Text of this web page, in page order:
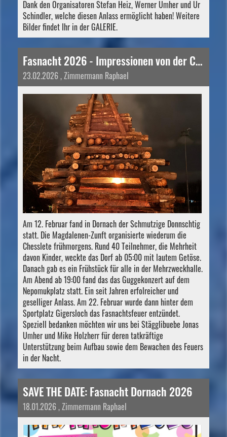
Dank den Organisatoren Stefan Heiz, Werner Umher und Ur
Schindler, welche diesen Anlass ermöglicht haben! Weitere
Bilder findet Ihr in der GALERIE.
Fasnacht 2026 - Impressionen von der Chesslete und vom Fasnachtsfeuer
23.02.2026, Zimmermann Raphael
Am 12. Februar fand in Dornach der Schmutzige Donnschtig
statt. Die Magdalenen-Zunft organisierte wiederum die
Chesslete frühmorgens. Rund 40 Teilnehmer, die Mehrheit
davon Kinder, weckte das Dorf ab 05:00 mit lautem Getöse.
Danach gab es ein Frühstück für alle in der Mehrzweckhalle.
Am Abend ab 19:00 fand das das Guggekonzert auf dem
Nepomukplatz statt. Ein seit Jahren erfolreicher und
geselliger Anlass. Am 22. Februar wurde dann hinter dem
Sportplatz Gigersloch das Fasnachtsfeuer entzündet.
Speziell bedanken möchten wir uns bei Stägglibuebe Jonas
Umher und Mike Holzherr für deren tatkräftige
Unterstützung beim Aufbau sowie dem Bewachen des Feuers
in der Nacht.
SAVE THE DATE: Fasnacht Dornach 2026
18.01.2026, Zimmermann Raphael